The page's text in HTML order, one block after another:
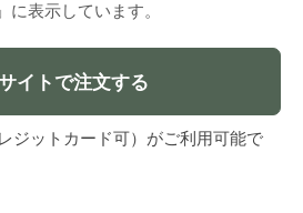
表示しています。
イトで注文する
ジットカード可）がご利用可能で